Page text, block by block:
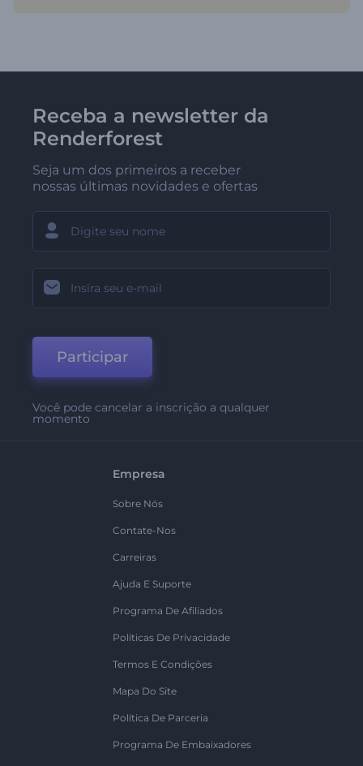
Receba a newsletter da
Renderforest
Seja um dos primeiros a receber
nossas últimas novidades e ofertas
Participar
Você pode cancelar a inscrição a qualquer
momento
Empresa
Sobre Nós
Contate-Nos
Carreiras
Ajuda E Suporte
Programa De Afiliados
Políticas De Privacidade
Termos E Condições
Mapa Do Site
Política De Parceria
Programa De Embaixadores